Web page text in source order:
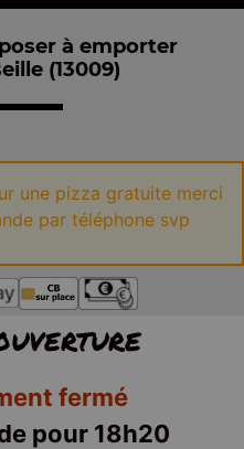
à emporter
(13009)
une pizza gratuite merci
par téléphone svp
fermé
pour 18h20